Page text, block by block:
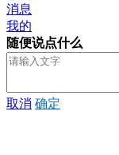
消息
我的
随便说点什么
取消 确定